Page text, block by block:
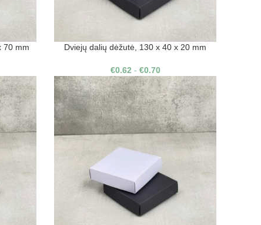
70 mm Dviejų dalių dėžutė, 130 x 40 x 20 mm
€0.62- €0.70